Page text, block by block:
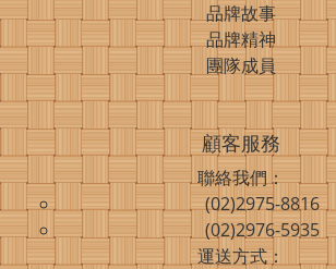
品牌故事
品牌精神
團隊成員
顧客服務
聯絡我們：
(02)2975-8816
(02)2976-5935
運送方式：